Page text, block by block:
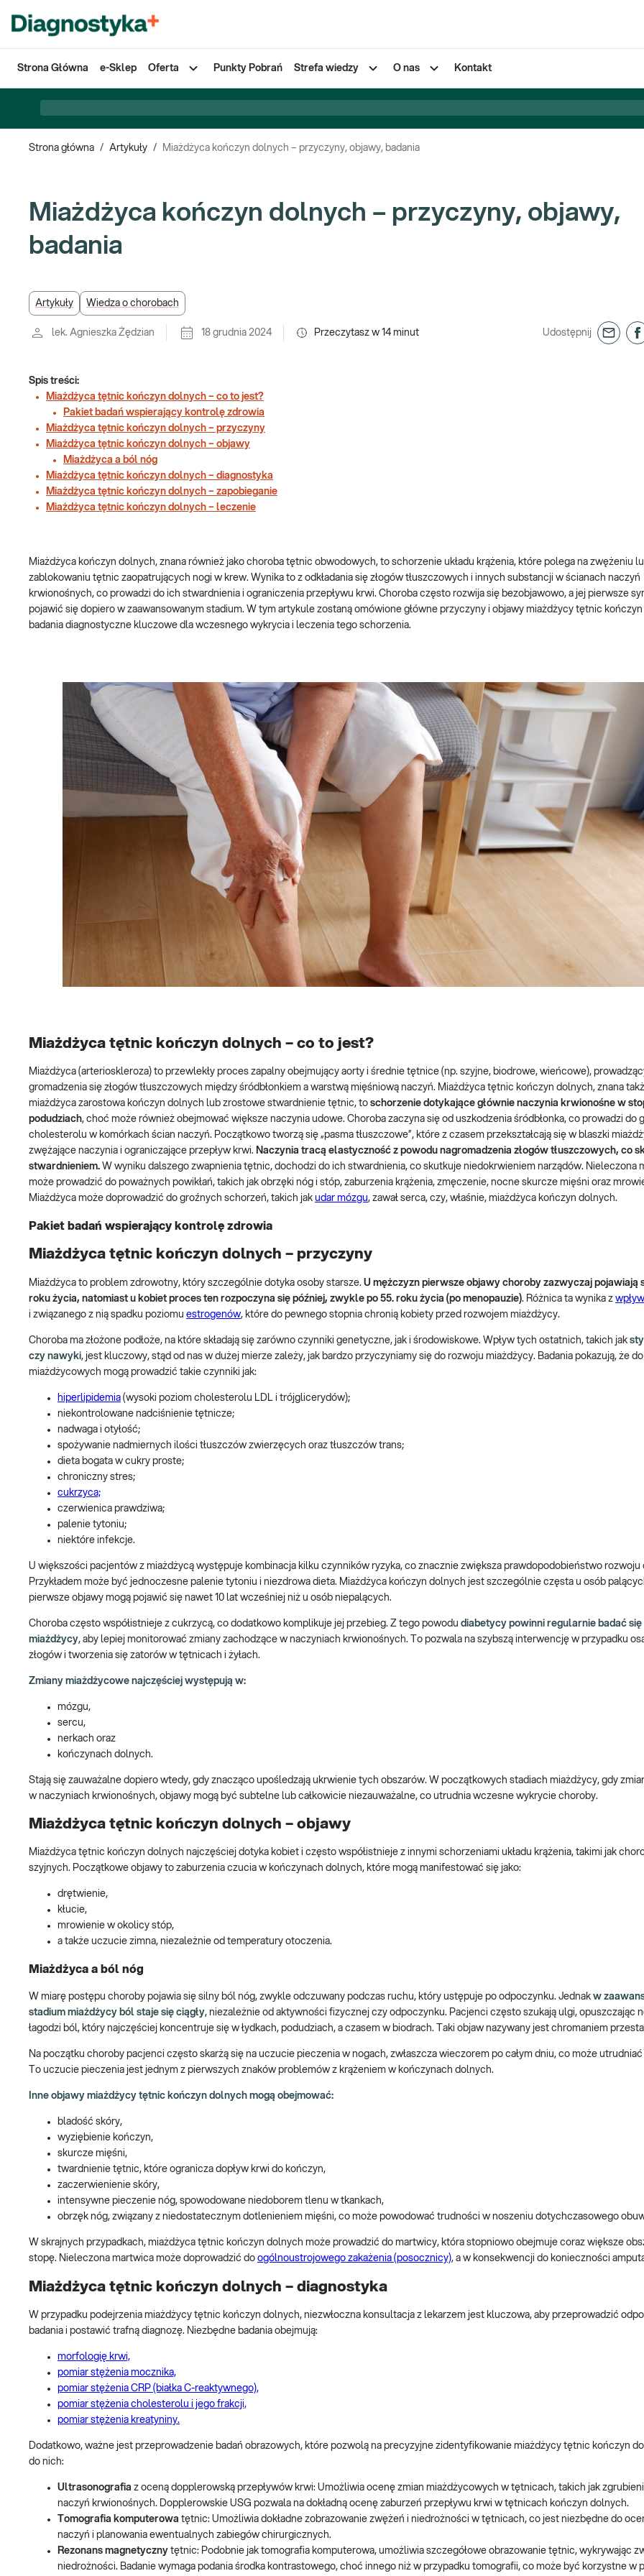
Strona Główna e-Sklep Oferta Punkty Pobrań Strefa wiedzy O nas Kontakt
Strona główna / Artykuły / Miażdżyca kończyn dolnych – przyczyny, objawy, badania
Miażdżyca kończyn dolnych – przyczyny, objawy,
badania
Artykuły Wiedza o chorobach
lek. Agnieszka Żędzian 18 grudnia 2024 Przeczytasz w 14 minut Udostępnij
Spis treści:
Miażdżyca tętnic kończyn dolnych – co to jest?
Pakiet badań wspierający kontrolę zdrowia
Miażdżyca tętnic kończyn dolnych – przyczyny
Miażdżyca tętnic kończyn dolnych – objawy
Miażdżyca a ból nóg
Miażdżyca tętnic kończyn dolnych – diagnostyka
Miażdżyca tętnic kończyn dolnych – zapobieganie
Miażdżyca tętnic kończyn dolnych – leczenie
Miażdżyca kończyn dolnych, znana również jako choroba tętnic obwodowych, to schorzenie układu krążenia, które polega na zwężeniu
zablokowaniu tętnic zaopatrujących nogi w krew. Wynika to z odkładania się złogów tłuszczowych i innych substancji w ścianach naczyń
krwionośnych, co prowadzi do ich stwardnienia i ograniczenia przepływu krwi. Choroba często rozwija się bezobjawowo, a jej pierwsze
pojawić się dopiero w zaawansowanym stadium. W tym artykule zostaną omówione główne przyczyny i objawy miażdżycy tętnic
badania diagnostyczne kluczowe dla wczesnego wykrycia i leczenia tego schorzenia.
Miażdżyca tętnic kończyn dolnych – co to jest?
Miażdżyca (arterioskleroza) to przewlekły proces zapalny obejmujący aorty i średnie tętnice (np. szyjne, biodrowe, wieńcowe),
gromadzenia się złogów tłuszczowych między śródbłonkiem a warstwą mięśniową naczyń. Miażdżyca tętnic kończyn dolnych, znana
miażdżyca zarostowa kończyn dolnych lub zrostowe stwardnienie tętnic, to schorzenie dotykające głównie naczynia krwionośne w
podudziach, choć może również obejmować większe naczynia udowe. Choroba zaczyna się od uszkodzenia śródbłonka, co prowadzi do
cholesterolu w komórkach ścian naczyń. Początkowo tworzą się „pasma tłuszczowe”, które z czasem przekształcają się w blaszki
zwężające naczynia i ograniczające przepływ krwi. Naczynia tracą elastyczność z powodu nagromadzenia złogów tłuszczowych, co
stwardnieniem. W wyniku dalszego zwapnienia tętnic, dochodzi do ich stwardnienia, co skutkuje niedokrwieniem narządów. Nieleczona
może prowadzić do poważnych powikłań, takich jak obrzęki nóg i stóp, zaburzenia krążenia, zmęczenie, nocne skurcze mięśni oraz
Miażdżyca może doprowadzić do groźnych schorzeń, takich jak udar mózgu, zawał serca, czy, właśnie, miażdżyca kończyn dolnych.
Pakiet badań wspierający kontrolę zdrowia
Miażdżyca tętnic kończyn dolnych – przyczyny
Miażdżyca to problem zdrowotny, który szczególnie dotyka osoby starsze. U mężczyzn pierwsze objawy choroby zazwyczaj pojawiają
roku życia, natomiast u kobiet proces ten rozpoczyna się później, zwykle po 55. roku życia (po menopauzie). Różnica ta wynika z
i związanego z nią spadku poziomu estrogenów, które do pewnego stopnia chronią kobiety przed rozwojem miażdżycy.
Choroba ma złożone podłoże, na które składają się zarówno czynniki genetyczne, jak i środowiskowe. Wpływ tych ostatnich, takich jak
czy nawyki, jest kluczowy, stąd od nas w dużej mierze zależy, jak bardzo przyczyniamy się do rozwoju miażdżycy. Badania pokazują, że
miażdżycowych mogą prowadzić takie czynniki jak:
hiperlipidemia (wysoki poziom cholesterolu LDL i trójglicerydów);
niekontrolowane nadciśnienie tętnicze;
nadwaga i otyłość;
spożywanie nadmiernych ilości tłuszczów zwierzęcych oraz tłuszczów trans;
dieta bogata w cukry proste;
chroniczny stres;
cukrzyca;
czerwienica prawdziwa;
palenie tytoniu;
niektóre infekcje.
U większości pacjentów z miażdżycą występuje kombinacja kilku czynników ryzyka, co znacznie zwiększa prawdopodobieństwo rozwoju
Przykładem może być jednoczesne palenie tytoniu i niezdrowa dieta. Miażdżyca kończyn dolnych jest szczególnie częsta u osób
pierwsze objawy mogą pojawić się nawet 10 lat wcześniej niż u osób niepalących.
Choroba często współistnieje z cukrzycą, co dodatkowo komplikuje jej przebieg. Z tego powodu diabetycy powinni regularnie badać się
miażdżycy, aby lepiej monitorować zmiany zachodzące w naczyniach krwionośnych. To pozwala na szybszą interwencję w przypadku
złogów i tworzenia się zatorów w tętnicach i żyłach.
Zmiany miażdżycowe najczęściej występują w:
mózgu,
sercu,
nerkach oraz
kończynach dolnych.
Stają się zauważalne dopiero wtedy, gdy znacząco upośledzają ukrwienie tych obszarów. W początkowych stadiach miażdżycy, gdy
w naczyniach krwionośnych, objawy mogą być subtelne lub całkowicie niezauważalne, co utrudnia wczesne wykrycie choroby.
Miażdżyca tętnic kończyn dolnych – objawy
Miażdżyca tętnic kończyn dolnych najczęściej dotyka kobiet i często współistnieje z innymi schorzeniami układu krążenia, takimi jak
szyjnych. Początkowe objawy to zaburzenia czucia w kończynach dolnych, które mogą manifestować się jako:
drętwienie,
kłucie,
mrowienie w okolicy stóp,
a także uczucie zimna, niezależnie od temperatury otoczenia.
Miażdżyca a ból nóg
W miarę postępu choroby pojawia się silny ból nóg, zwykle odczuwany podczas ruchu, który ustępuje po odpoczynku. Jednak w
stadium miażdżycy ból staje się ciągły, niezależnie od aktywności fizycznej czy odpoczynku. Pacjenci często szukają ulgi, opuszczając
łagodzi ból, który najczęściej koncentruje się w łydkach, podudziach, a czasem w biodrach. Taki objaw nazywany jest chromaniem
Na początku choroby pacjenci często skarżą się na uczucie pieczenia w nogach, zwłaszcza wieczorem po całym dniu, co może utrudniać
To uczucie pieczenia jest jednym z pierwszych znaków problemów z krążeniem w kończynach dolnych.
Inne objawy miażdżycy tętnic kończyn dolnych mogą obejmować:
bladość skóry,
wyziębienie kończyn,
skurcze mięśni,
twardnienie tętnic, które ogranicza dopływ krwi do kończyn,
zaczerwienienie skóry,
intensywne pieczenie nóg, spowodowane niedoborem tlenu w tkankach,
obrzęk nóg, związany z niedostatecznym dotlenieniem mięśni, co może powodować trudności w noszeniu dotychczasowego
W skrajnych przypadkach, miażdżyca tętnic kończyn dolnych może prowadzić do martwicy, która stopniowo obejmuje coraz większe
stopę. Nieleczona martwica może doprowadzić do ogólnoustrojowego zakażenia (posocznicy), a w konsekwencji do konieczności
Miażdżyca tętnic kończyn dolnych – diagnostyka
W przypadku podejrzenia miażdżycy tętnic kończyn dolnych, niezwłoczna konsultacja z lekarzem jest kluczowa, aby przeprowadzić
badania i postawić trafną diagnozę. Niezbędne badania obejmują:
morfologię krwi,
pomiar stężenia mocznika,
pomiar stężenia CRP (białka C-reaktywnego),
pomiar stężenia cholesterolu i jego frakcji,
pomiar stężenia kreatyniny.
Dodatkowo, ważne jest przeprowadzenie badań obrazowych, które pozwolą na precyzyjne zidentyfikowanie miażdżycy tętnic kończyn
do nich:
Ultrasonografia z oceną dopplerowską przepływów krwi: Umożliwia ocenę zmian miażdżycowych w tętnicach, takich jak
naczyń krwionośnych. Dopplerowskie USG pozwala na dokładną ocenę zaburzeń przepływu krwi w tętnicach kończyn dolnych.
Tomografia komputerowa tętnic: Umożliwia dokładne zobrazowanie zwężeń i niedrożności w tętnicach, co jest niezbędne do
naczyń i planowania ewentualnych zabiegów chirurgicznych.
Rezonans magnetyczny tętnic: Podobnie jak tomografia komputerowa, umożliwia szczegółowe obrazowanie tętnic, wykrywając
niedrożności. Badanie wymaga podania środka kontrastowego, choć innego niż w przypadku tomografii, co może być korzystne w